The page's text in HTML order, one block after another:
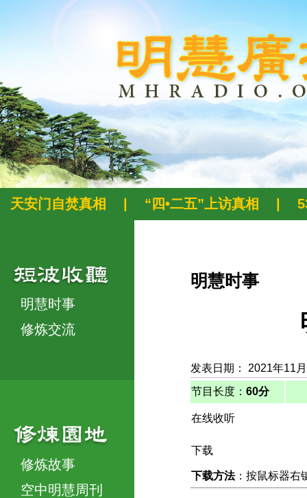
天安门自焚真相 “四•二五”上访真相
明慧时事
修炼交流
修炼故事
空中明慧周刊
明慧时事
发表日期： 2021年11
节目长度： 60分
在线收听
下载
下载方法：按鼠标器右